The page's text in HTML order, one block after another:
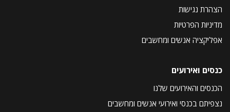
הצהרת נגישות
מדיניות הפרטיות
אפליקציה אנשים ומחשבים
כנסים ואירועים
הכנסים והאירועים שלנו
נצפיתם בכנסי ואירועי אנשים ומחשבים